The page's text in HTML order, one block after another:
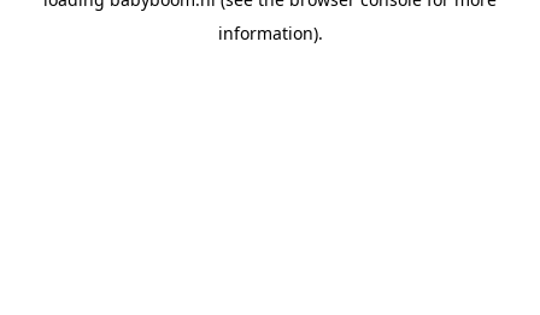
information).